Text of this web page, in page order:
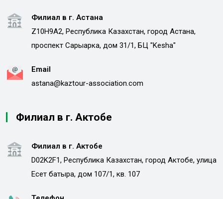
Филиал в г. Астана
Z10H9A2, Республика Казахстан, город Астана,
проспект Сарыарка, дом 31/1, БЦ "Kesha"
Email
astana@kaztour-association.com
Филиал в г. Актобе
Филиал в г. Актобе
D02K2F1, Республика Казахстан, город Актобе, улица
Есет батыра, дом 107/1, кв. 107